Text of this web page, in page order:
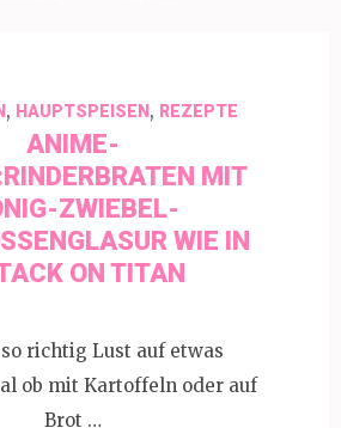
, HAUPTSPEISEN, REZEPTE
ANIME-
MIT
ZWIEBEL-
WIE IN A
ON TITAN
richtig Lust auf etwas
ob mit Kartoffeln oder auf
Brot …